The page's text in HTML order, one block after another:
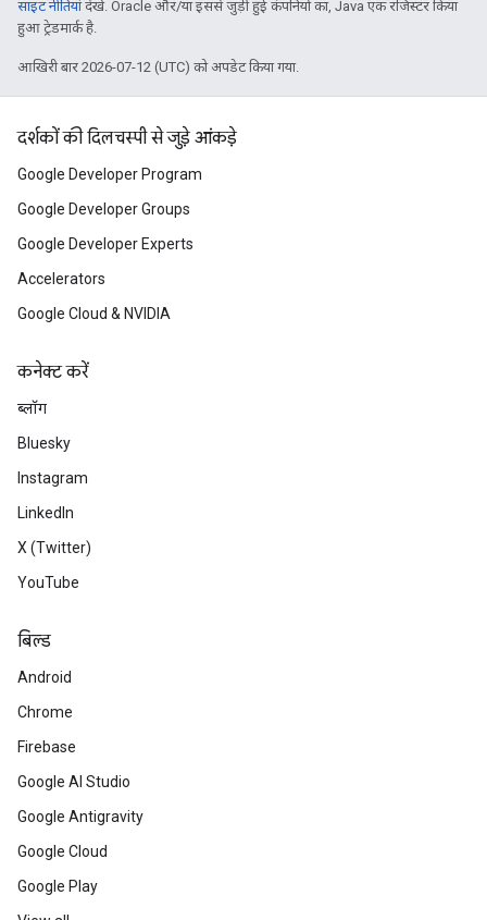
साइट नीतियांदेखें. Oracle और/या इससे जुड़ी हुई कंपनियों का, Java एक रजिस्टर किया
हुआ ट्रेडमार्क है.
आखिरी बार 2026-07-12 (UTC) को अपडेट किया गया.
दर्शकों की दिलचस्पी से जुड़े आंकड़े
Google Developer Program
Google Developer Groups
Google Developer Experts
Accelerators
Google Cloud & NVIDIA
कनेक्ट करें
ब्लॉग
Bluesky
Instagram
LinkedIn
X (Twitter)
YouTube
बिल्ड
Android
Chrome
Firebase
Google AI Studio
Google Antigravity
Google Cloud
Google Play